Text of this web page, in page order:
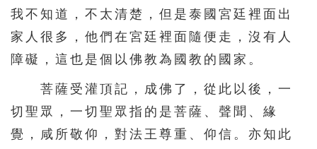
我不知道，不太清楚，但是泰國宮廷裡面出
家人很多，他們在宮廷裡面隨便走，沒有人
障礙，這也是個以佛教為國教的國家。
菩薩受灌頂記，成佛了，從此以後，一
切聖眾，一切聖眾指的是菩薩、聲聞、緣
覺，咸所敬仰，對法王尊重、仰信。亦知此